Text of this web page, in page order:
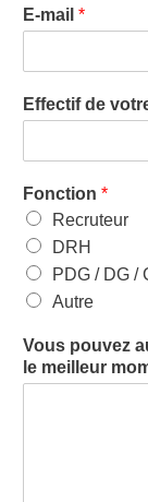
E-mail *
Effectif de
Fonction *
Recruteur
DRH
PDG / DG /
Autre
Vous pouvez
le meilleur